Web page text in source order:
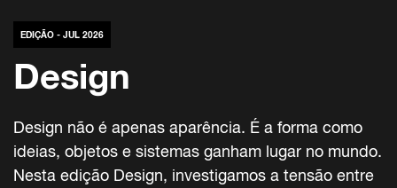
EDIÇÃO - JUL 2026
Design
Design não é apenas aparência. É a forma como
ideias, objetos e sistemas ganham lugar no mundo.
Nesta edição Design, investigamos a tensão entre